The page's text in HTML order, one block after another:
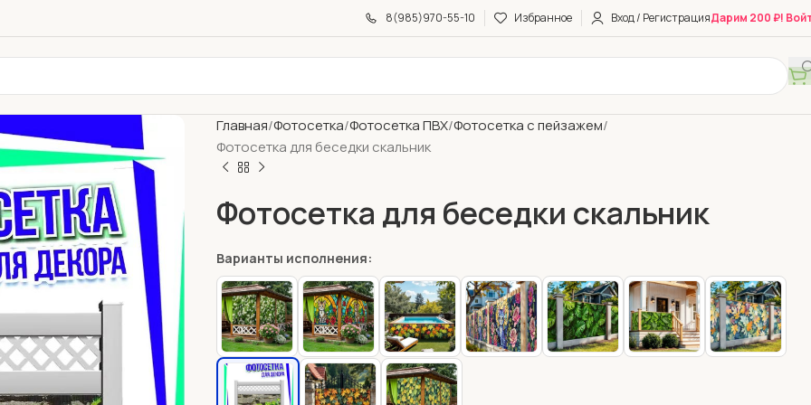
8(985)970-55-10 Избранное Вход / РегистрацияДарим 200 ₽!
Главная Фотосетка Фотосетка ПВХ Фотосетка с пейзажем
Фотосетка для беседки скальник
Фотосетка для беседки скальник
Варианты исполнения: